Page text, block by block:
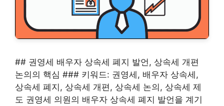
## 권영세 배우자 상속세 폐지 발언, 상속세 개편
논의의 핵심 ### 키워드: 권영세, 배우자 상속세,
상속세 폐지, 상속세 개편, 상속세 논의, 상속세 제
도 권영세 의원의 배우자 상속세 폐지 발언을 계기